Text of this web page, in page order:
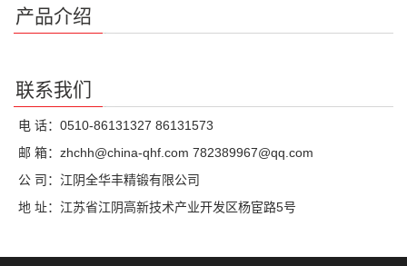
产品介绍
联系我们
电 话：0510-86131327 86131573
邮 箱：zhchh@china-qhf.com 782389967@qq.com
公 司：江阴全华丰精锻有限公司
地 址：江苏省江阴高新技术产业开发区杨宦路5号